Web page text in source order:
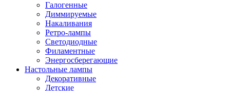
Галогенные
Диммируемые
Накаливания
Ретро-лампы
Светодиодные
Филаментные
Энергосберегающие
Настольные лампы
Декоративные
Детские